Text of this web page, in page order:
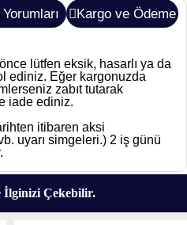
Kargo ve Ödeme
lütfen eksik, hasarlı ya da
ediniz. Eğer kargonuzda
zabıt tutarak
iade ediniz.
itibaren aksi
uyarı simgeleri.) 2 iş günü
Çekebilir.